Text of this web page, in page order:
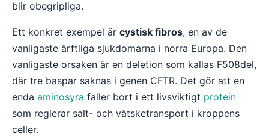
blir obegripliga.
Ett konkret exempel är cystisk fibros, en av de
vanligaste ärftliga sjukdomarna i norra Europa. Den
vanligaste orsaken är en deletion som kallas F508del,
där tre baspar saknas i genen CFTR. Det gör att en
enda aminosyra faller bort i ett livsviktigt protein
som reglerar salt- och vätsketransport i kroppens
celler.